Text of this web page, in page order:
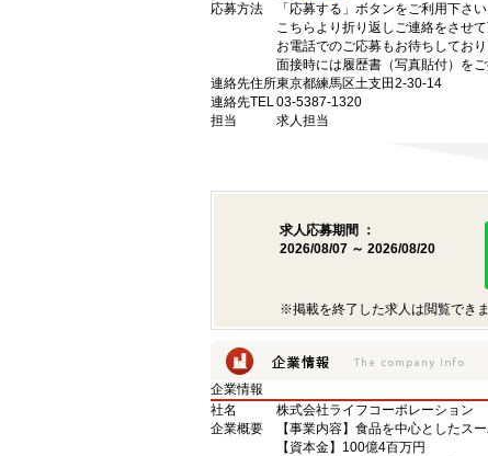
応募方法
「応募する」ボタンをご利用下さい
こちらより折り返しご連絡をさせて
お電話でのご応募もお待ちしており
面接時には履歴書（写真貼付）をご
連絡先住所東京都練馬区土支田2-30-14
連絡先TEL03-5387-1320
担当
求人担当
求人応募期間 ：
2026/08/07 ～ 2026/08/20
※掲載を終了した求人は閲覧でき
企業情報
社名
株式会社ライフコーポレーション
企業概要
【事業内容】食品を中心としたス
【資本金】100億4百万円